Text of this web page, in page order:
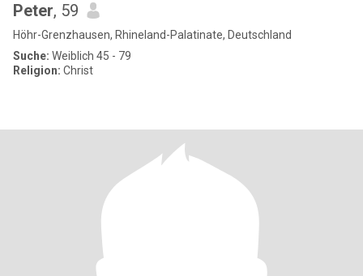
Peter, 59
Höhr-Grenzhausen, Rhineland-Palatinate, Deutschland
Suche: Weiblich 45 - 79
Religion: Christ